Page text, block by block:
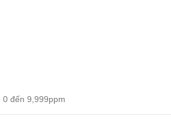
0 đến 9,999ppm